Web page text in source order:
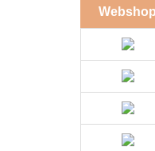
Webshop